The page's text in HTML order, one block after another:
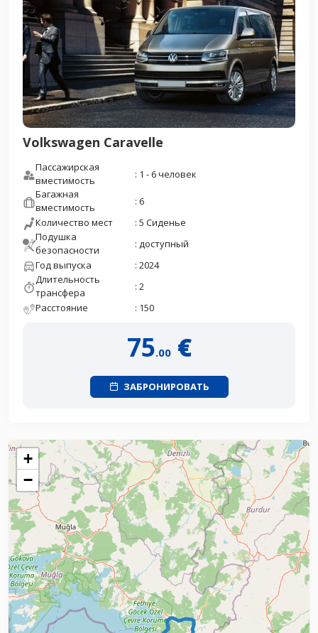
Volkswagen Caravelle
Пассажирская
вместимость
: 1 - 6 человек
Багажная
вместимость
: 6
Количество мест
: 5 Сиденье
Подушка
безопасности
: доступный
Год выпуска
: 2024
Длительность
трансфера
: 2
Расстояние
: 150
75.00 €
ЗАБРОНИРОВАТЬ
+
−